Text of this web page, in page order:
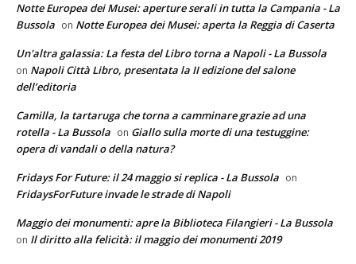
Notte Europea dei Musei: aperture serali in tutta la Campania - La
Bussola on Notte Europea dei Musei: aperta la Reggia di Caserta
Un'altra galassia: La festa del Libro torna a Napoli - La Bussola
on Napoli Città Libro, presentata la II edizione del salone
dell’editoria
Camilla, la tartaruga che torna a camminare grazie ad una
rotella - La Bussola on Giallo sulla morte di una testuggine:
opera di vandali o della natura?
Fridays For Future: il 24 maggio si replica - La Bussola on
FridaysForFuture invade le strade di Napoli
Maggio dei monumenti: apre la Biblioteca Filangieri - La Bussola
on Il diritto alla felicità: il maggio dei monumenti 2019